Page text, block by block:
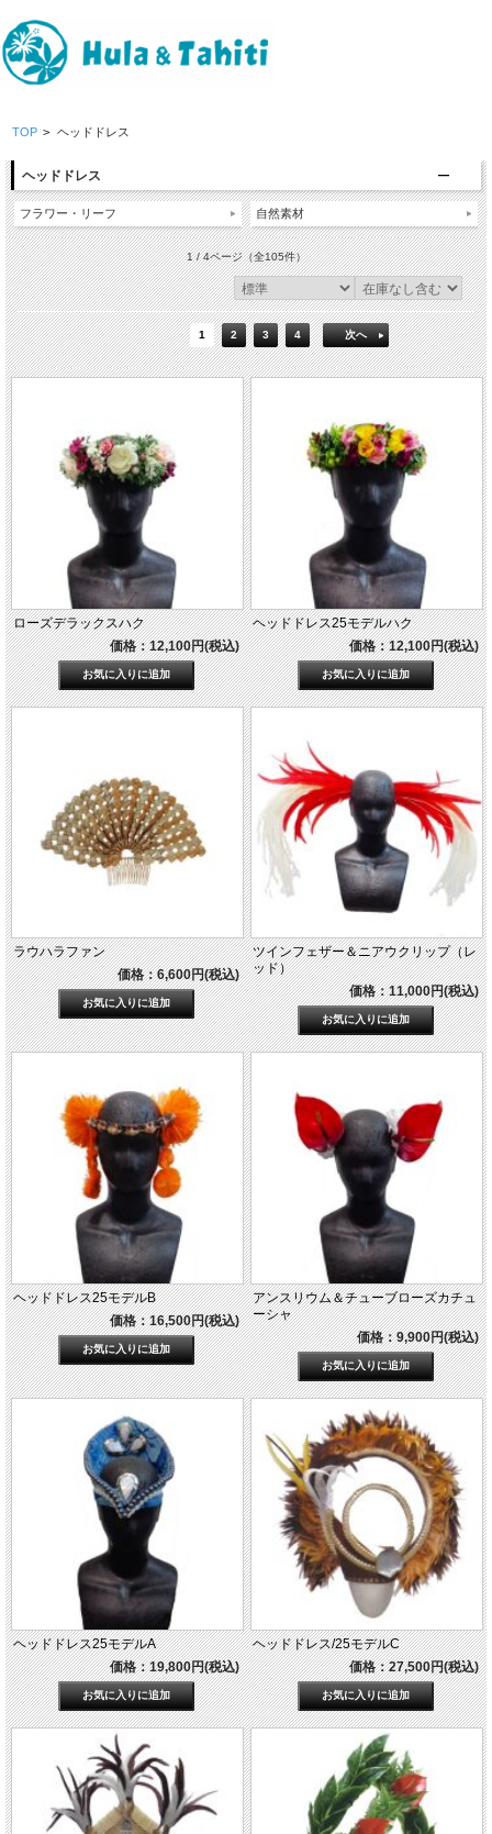
TOP > ヘッドドレス
ヘッドドレス
フラワー・リーフ 自然素材
1 / 4ページ（全105件）
1 2 3 4 次へ
ローズデラックスハク
価格：12,100円(税込)
ヘッドドレス25モデルハク
価格：12,100円(税込)
ラウハラファン
価格：6,600円(税込)
ツインフェザー＆ニアウクリップ（レ
ッド）
価格：11,000円(税込)
ヘッドドレス25モデルB
価格：16,500円(税込)
アンスリウム＆チューブローズカチュ
ーシャ
価格：9,900円(税込)
ヘッドドレス25モデルA
価格：19,800円(税込)
ヘッドドレス/25モデルC
価格：27,500円(税込)